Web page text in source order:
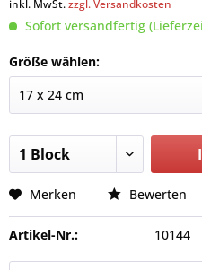
inkl. MwSt.zzgl. Versandkosten
Sofort versandfertig
Größe wählen:
Merken Bewerten
Artikel-Nr.: 10144